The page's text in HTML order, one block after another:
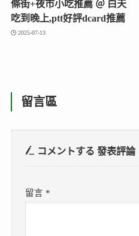
條街+夜市小吃推薦 ＠ 白天
吃到晚上,ptt好評dcard推薦
2025-07-13
留言區
コメントする發表評論
留言 *